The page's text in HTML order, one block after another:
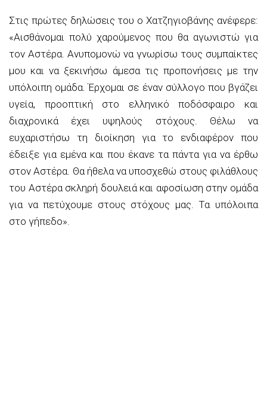
Στις πρώτες δηλώσεις του ο Χατζηγιοβάνης ανέφερε:
«Αισθάνομαι πολύ χαρούμενος που θα αγωνιστώ για
τον Αστέρα. Ανυπομονώ να γνωρίσω τους συμπαίκτες
μου και να ξεκινήσω άμεσα τις προπονήσεις με την
υπόλοιπη ομάδα. Έρχομαι σε έναν σύλλογο που βγάζει
υγεία, προοπτική στο ελληνικό ποδόσφαιρο και
διαχρονικά έχει υψηλούς στόχους. Θέλω να
ευχαριστήσω τη διοίκηση για το ενδιαφέρον που
έδειξε για εμένα και που έκανε τα πάντα για να έρθω
στον Αστέρα. Θα ήθελα να υποσχεθώ στους φιλάθλους
του Αστέρα σκληρή δουλειά και αφοσίωση στην ομάδα
για να πετύχουμε στους στόχους μας. Τα υπόλοιπα
στο γήπεδο».